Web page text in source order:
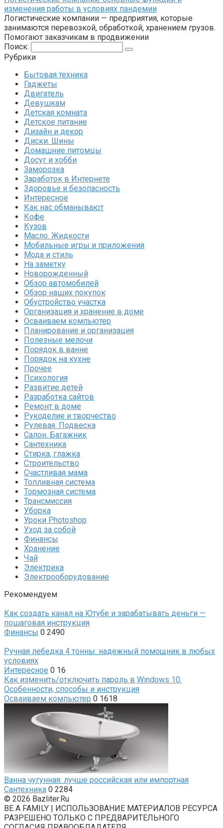
изменения работы в условиях пандемии
Логистические компании — предприятия, которые
занимаются перевозкой, обработкой, хранением грузов.
Помогают заказчикам в продвижении
Поиск:
Рубрики
Бытовая техника
Гаджеты
Двигатель
Девушкам
Детская комната
Детское питание
Дизайн и декор
Диски. Шины
Домашние питомцы
Досуг и хобби
Заморозка
Заработок в Интернете
Здоровье и безопасность
Интересное
Как нас обманывают
Кофе
Кузов
Масло. Жидкости
Мобильные игры и приложения
Мода и стиль
На заметку
Новорожденный
Обзор автомобилей
Обзор наших покупок
Обустройство участка
Организация и хранение в доме
Осваиваем компьютер
Планирование и организация
Полезные мелочи
Порядок в ванне
Порядок на кухне
Прочее
Психология
Развитие детей
Разработка сайтов
Ремонт в доме
Рукоделие и творчество
Рулевая. Подвеска
Салон. Багажник
Сантехника
Стирка, глажка
Строительство
Счастливая мама
Топливная система
Тормозная система
Трансмиссия
Уборка
Уроки Photoshop
Уход за собой
Финансы
Хранение
Чай
Электрика
Электрооборудование
Рекомендуем
Как создать канал на Ютубе и зарабатывать деньги —
пошаговая инструкция
Финансы 0 2490
Ручная лебедка 4 тонны: надежный помощник в любых
условиях
Интересное 0 16
Как изменить/отключить пароль в Windows 10.
Особенности, способы и инструкция
Осваиваем компьютер 0 1618
Ванна чугунная: лучше российская или импортная
Сантехника 0 2284
© 2026 Bazliter.Ru
BE A FAMILY | ИСПОЛЬЗОВАНИЕ МАТЕРИАЛОВ РЕСУРСА
РАЗРЕШЕНО ТОЛЬКО С ПРЕДВАРИТЕЛЬНОГО